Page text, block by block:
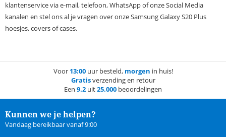
klantenservice via e-mail, telefoon, WhatsApp of onze Social Media
kanalen en stel ons al je vragen over onze Samsung Galaxy S20 Plus
hoesjes, covers of cases.
Voor 13:00uur besteld, morgen in huis!
Gratisverzending en retour
Een 9.2 uit25.000 beoordelingen
Kunnen we je helpen?
Vandaag bereikbaar vanaf 9:00